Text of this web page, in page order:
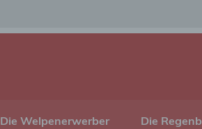
Die Welpenerwerber Die